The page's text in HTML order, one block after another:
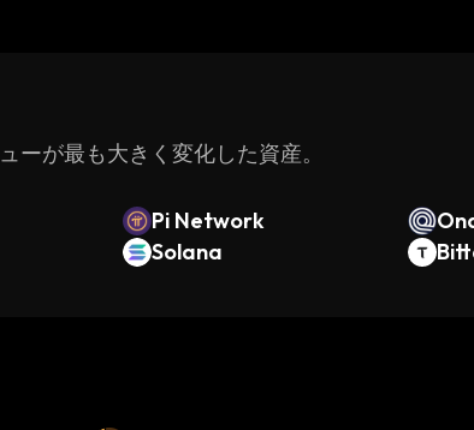
が最も大きく変化した資産。
Pi Network
Solana